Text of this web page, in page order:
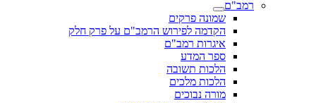
רמב"ם
שמונה פרקים
הקדמה לפירוש הרמב"ם על פרק חלק
איגרות רמב"ם
ספר המדע
הלכות תשובה
הלכות מלכים
מורה נבוכים